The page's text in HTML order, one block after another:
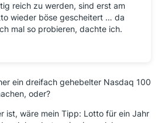
reich zu werden, sind erst am
wieder böse gescheitert … da
mal so probieren, dachte ich.
ein dreifach gehebelter Nasdaq 100
oder?
ist, wäre mein Tipp: Lotto für ein Jahr